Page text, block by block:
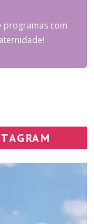
programas com